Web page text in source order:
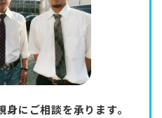
にご相談を承ります。